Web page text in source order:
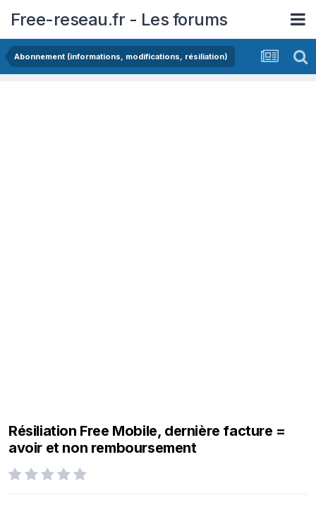
Free-reseau.fr - Les forums
Abonnement (informations, modifications, résiliation)
Résiliation Free Mobile, dernière facture =
avoir et non remboursement